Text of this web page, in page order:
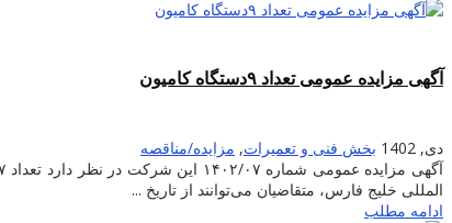
آگهی مزایده عمومی تعداد ۹دستگاه کامیون
دی, 1402 بخش فنی و تعمیرات, مزایده/مناقصه
المللی خلیج فارس، متقاضیان می‌توانند از تاریخ ...
ادامه مطلب